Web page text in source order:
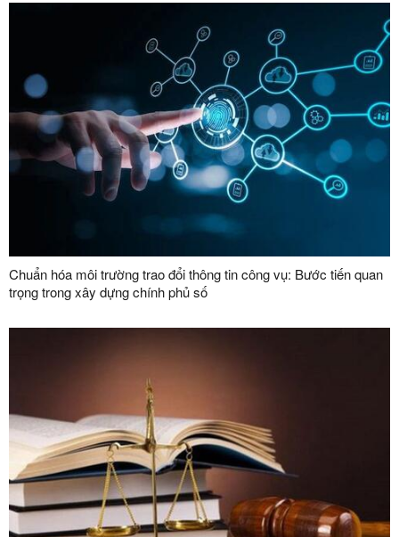
Chuẩn hóa môi trường trao đổi thông tin công vụ: Bước tiến quan
trọng trong xây dựng chính phủ số